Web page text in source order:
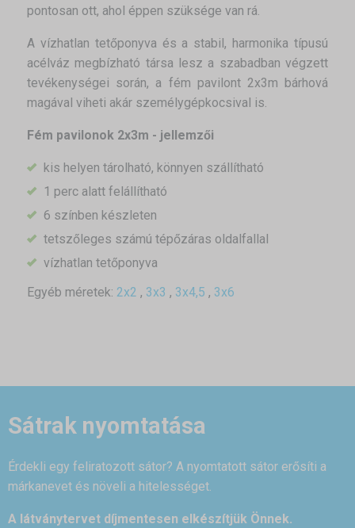
pontosan ott, ahol éppen szüksége van rá.
A vízhatlan tetőponyva és a stabil, harmonika típusú
acélváz megbízható társa lesz a szabadban végzett
tevékenységei során, a fém pavilont 2x3m bárhová
magával viheti akár személygépkocsival is.
Fém pavilonok 2x3m - jellemzői
kis helyen tárolható, könnyen szállítható
1 perc alatt felállítható
6 színben készleten
tetszőleges számú tépőzáras oldalfallal
vízhatlan tetőponyva
Egyéb méretek: 2x2 , 3x3 , 3x4,5 , 3x6
Sátrak nyomtatása
Érdekli egy feliratozott sátor? A nyomtatott sátor erősíti a
márkanevet és növeli a hitelességet.
A látványtervet díjmentesen elkészítjük Önnek.